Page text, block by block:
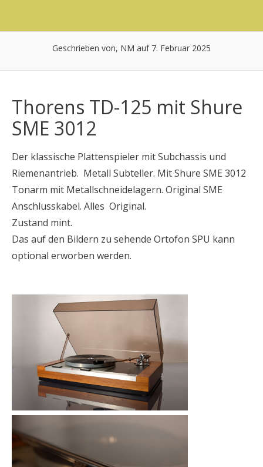
Geschrieben von, NM auf 7. Februar 2025
Thorens TD-125 mit Shure
SME 3012
Der klassische Plattenspieler mit Subchassis und
Riemenantrieb. Metall Subteller. Mit Shure SME 3012
Tonarm mit Metallschneidelagern. Original SME
Anschlusskabel. Alles Original.
Zustand mint.
Das auf den Bildern zu sehende Ortofon SPU kann
optional erworben werden.